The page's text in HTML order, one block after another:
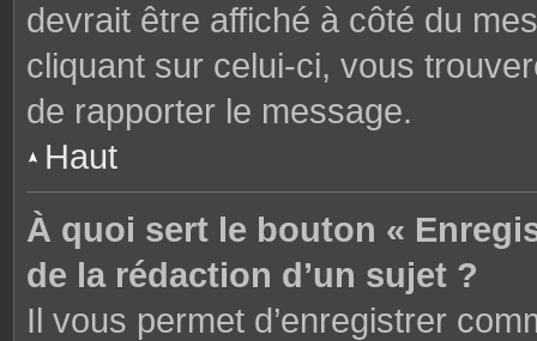
devrait être affiché à côté du
cliquant sur celui-ci, vous
de rapporter le message.
Haut
À quoi sert le bouton «
de la rédaction d’un sujet ?
Il vous permet d’enregistrer